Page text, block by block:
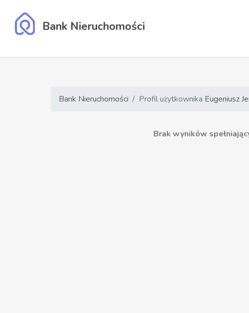
Bank Nieruchomości
Bank Nieruchomości Profil użytkownika Eugeniusz
Brak wyników